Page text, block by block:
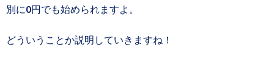
別に0円でも始められますよ。
どういうことか説明していきますね！